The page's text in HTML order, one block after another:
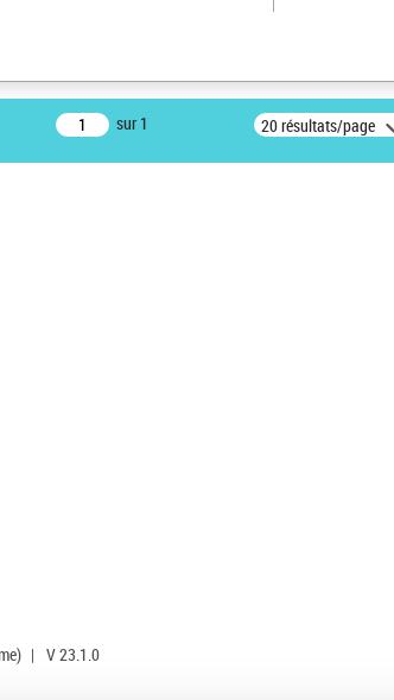
sur 1 20 résultats/page
| V 23.1.0